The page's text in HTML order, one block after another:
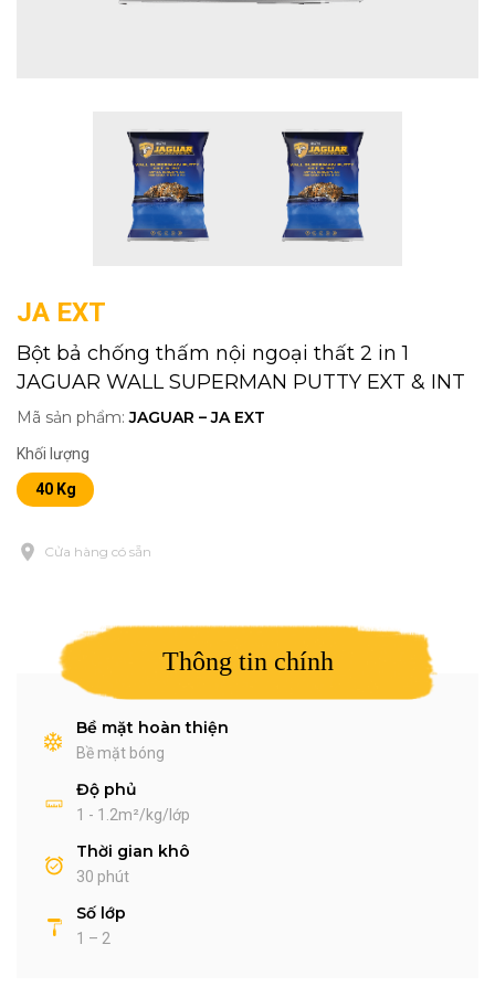
JA EXT
Bột bả chống thấm nội ngoại thất 2 in 1
JAGUAR WALL SUPERMAN PUTTY EXT & INT
Mã sản phẩm:JAGUAR – JA EXT
Khối lượng
40 Kg
Cửa hàng có sẵn
Thông tin chính
Bề mặt hoàn thiện
Bề mặt bóng
Độ phủ
1 - 1.2m²/kg/lớp
Thời gian khô
30 phút
Số lớp
1 – 2